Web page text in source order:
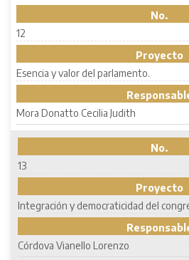
No.
12
Proyecto
Esencia y valor del parlamento.
Mora Donatto Cecilia Judith
No.
13
Proyecto
Integración y democraticidad del
Córdova Vianello Lorenzo